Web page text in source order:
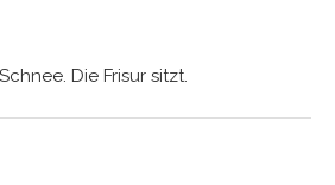
Die Frisur sitzt.